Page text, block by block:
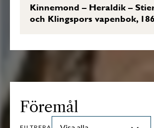
Kinnemond – Heraldik –
och Klingspors vapenbok,
Föremål